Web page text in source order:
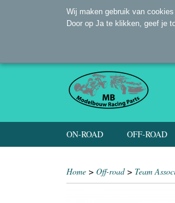
ON-ROAD OFF-ROAD
Home > Off-road> Team
Wij maken gebruik van
Door op Ja te klikken, geef je